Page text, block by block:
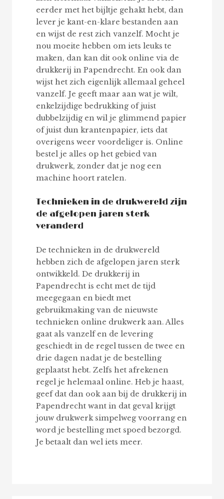
eerder met het bijltje gehakt hebt, dan
lever je kant-en-klare bestanden aan
en wijst de rest zich vanzelf. Mocht je
nou moeite hebben om iets leuks te
maken, dan kan dit ook online via de
drukkerij in Papendrecht. En ook dan
wijst het zich eigenlijk allemaal geheel
vanzelf. Je geeft maar aan wat je wilt,
enkelzijdige bedrukking of juist
dubbelzijdig en wil je glimmend papier
of juist dun krantenpapier, iets dat
overigens weer voordeliger is. Online
bestel je alles op het gebied van
drukwerk, zonder dat je nog een
machine hoort ratelen.
Technieken in de drukwereld zijn
de afgelopen jaren sterk
veranderd
De technieken in de drukwereld
hebben zich de afgelopen jaren sterk
ontwikkeld. De drukkerij in
Papendrecht is echt met de tijd
meegegaan en biedt met
gebruikmaking van de nieuwste
technieken online drukwerk aan. Alles
gaat als vanzelf en de levering
geschiedt in de regel tussen de twee en
drie dagen nadat je de bestelling
geplaatst hebt. Zelfs het afrekenen
regel je helemaal online. Heb je haast,
geef dat dan ook aan bij de drukkerij in
Papendrecht want in dat geval krijgt
jouw drukwerk simpelweg voorrang en
word je bestelling met spoed bezorgd.
Je betaalt dan wel iets meer.